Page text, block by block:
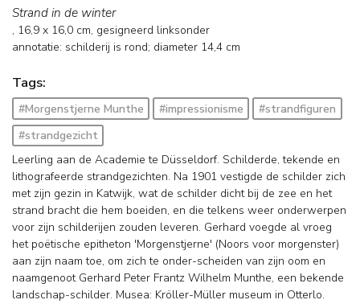
Strand in de winter
, 16,9 x 16,0 cm, gesigneerd linksonder
annotatie: schilderij is rond; diameter 14,4 cm
Tags:
#Morgenstjerne Munthe #impressionisme
#strandfiguren
#strandgezicht
Leerling aan de Academie te Düsseldorf. Schilderde, tekende en
lithografeerde strandgezichten. Na 1901 vestigde de schilder zich
met zijn gezin in Katwijk, wat de schilder dicht bij de zee en het
strand bracht die hem boeiden, en die telkens weer onderwerpen
voor zijn schilderijen zouden leveren. Gerhard voegde al vroeg
het poëtische epitheton 'Morgenstjerne' (Noors voor morgenster)
aan zijn naam toe, om zich te onder-scheiden van zijn oom en
naamgenoot Gerhard Peter Frantz Wilhelm Munthe, een bekende
landschap-schilder. Musea: Kröller-Müller museum in Otterlo.